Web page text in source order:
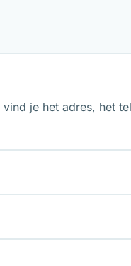
je het adres, het